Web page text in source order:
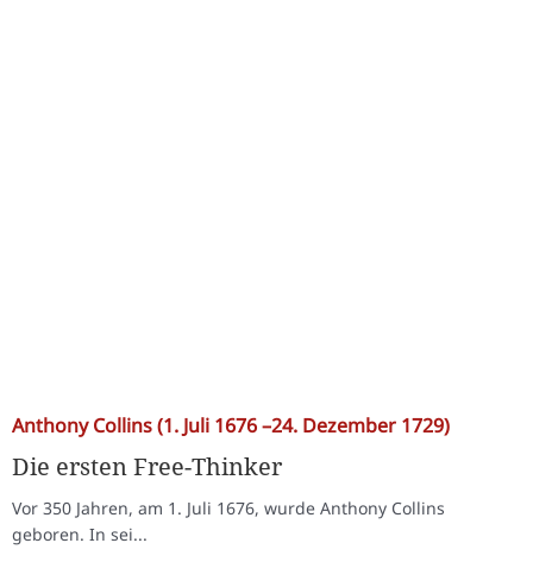
Anthony Collins (1. Juli 1676 –24. Dezember 1729)
Die ersten Free-Thinker
Vor 350 Jahren, am 1. Juli 1676, wurde Anthony Collins
geboren. In sei...